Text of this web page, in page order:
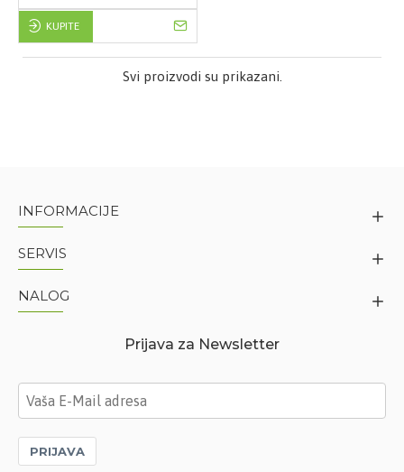
KUPITE
Svi proizvodi su prikazani.
INFORMACIJE
SERVIS
NALOG
Prijava za Newsletter
PRIJAVA